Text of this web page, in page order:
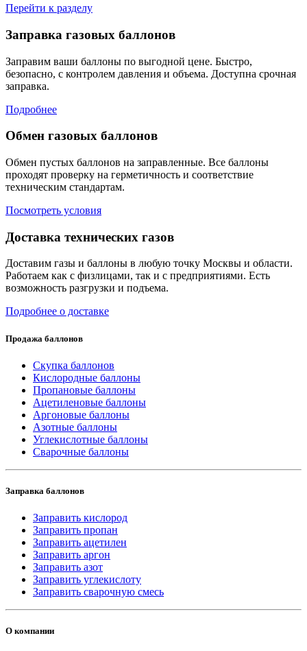
Перейти к разделу
Заправка газовых баллонов
Заправим ваши баллоны по выгодной цене. Быстро,
безопасно, с контролем давления и объема. Доступна срочная
заправка.
Подробнее
Обмен газовых баллонов
Обмен пустых баллонов на заправленные. Все баллоны
проходят проверку на герметичность и соответствие
техническим стандартам.
Посмотреть условия
Доставка технических газов
Доставим газы и баллоны в любую точку Москвы и области.
Работаем как с физлицами, так и с предприятиями. Есть
возможность разгрузки и подъема.
Подробнее о доставке
Продажа баллонов
Скупка баллонов
Кислородные баллоны
Пропановые баллоны
Ацетиленовые баллоны
Аргоновые баллоны
Азотные баллоны
Углекислотные баллоны
Сварочные баллоны
Заправка баллонов
Заправить кислород
Заправить пропан
Заправить ацетилен
Заправить аргон
Заправить азот
Заправить углекислоту
Заправить сварочную смесь
О компании